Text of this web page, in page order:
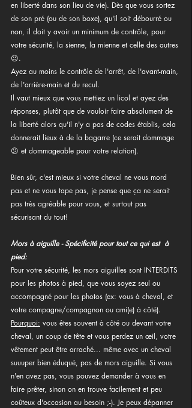
en liberté dans son lieu de vie). Dès que vous sortez
de son pré (ou de son boxe), qu'il soit débourré ou
non, il doit y avoir un minimum de contrôle, pour
votre sécurité, la sienne, la mienne et celle des autres
😉.
Ayez au moins le contrôle de l'arrêt, de l'avant-main,
de l'arrière-main et du recul.
Il vaut mieux que vous mettiez un licol et ayez des
réponses, plutôt que de vouloir faire absolument de
la liberté alors qu'il n'y a pas de codes établis, cela
donnerait lieux à de la bagarre (ce serait dommage
😕 et dommageable pour votre relation).
Bien sûr, c'est mieux si votre cheval ne vous mord
pas et ne vous tape pas, je pense que ça ne serait
pas très agréable pour vous, et surtout pas
sécurisant du tout!
Mors à aiguille - Spécificité pour tout ce qui est  à
pied:
Pour votre sécurité, les mors aiguilles sont INTERDITS
pour les photos à pied, que vous soyez seul ou
accompagné pour les photos (ex: vous à cheval, et
votre compagne/compagnon ou ami(e) à côté).
Pourquoi: vous êtes souvent à côté ou devant votre
cheval, un coup de tête et vous perdez un œil, votre
vêtement peut être arraché... même avec un cheval
suuuper bien éduqué, pas de mors aiguille. Si vous
n'en avez pas, vous pouvez demander à vous en
faire prêter, sinon on en trouve facilement et peu
coûteux d'occasion au besoin ;-). Je peux dépanner